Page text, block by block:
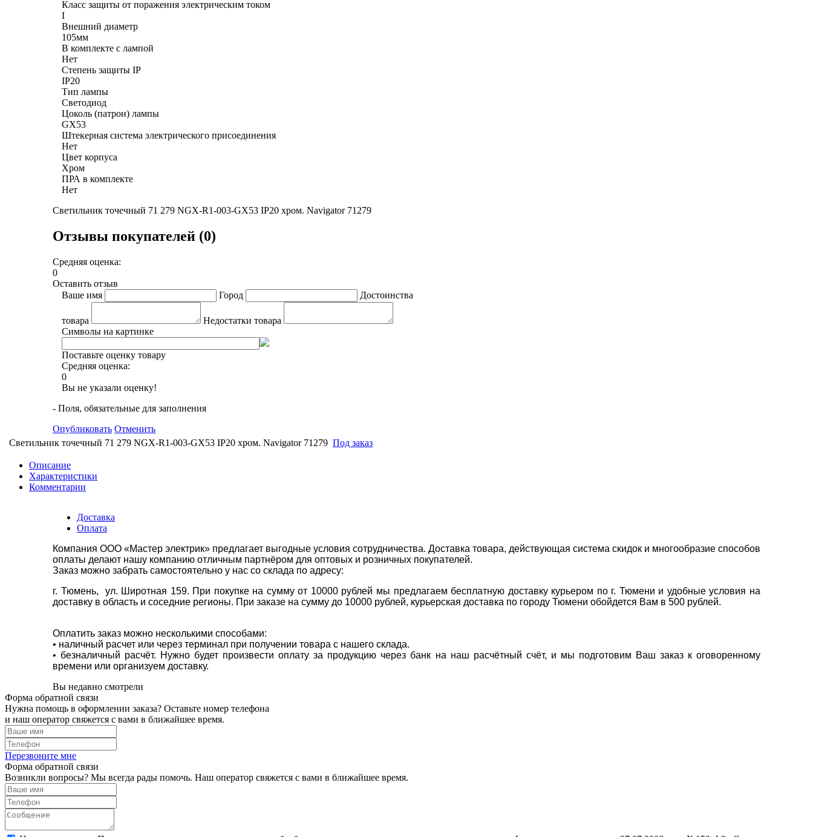
Класс защиты от поражения электрическим током
I
Внешний диаметр
105мм
В комплекте с лампой
Нет
Степень защиты IP
IP20
Тип лампы
Светодиод
Цоколь (патрон) лампы
GX53
Штекерная система электрического присоединения
Нет
Цвет корпуса
Хром
ПРА в комплекте
Нет
Светильник точечный 71 279 NGX-R1-003-GX53 IP20 хром. Navigator 71279
Отзывы покупателей (0)
Средняя оценка:
0
Оставить отзыв
Ваше имя
Город Достоинства
товара
Недостатки товара
Символы на картинке
Поставьте оценку товару
Средняя оценка:
0
Вы не указали оценку!
- Поля, обязательные для заполнения
Опубликовать Отменить
Светильник точечный 71 279 NGX-R1-003-GX53 IP20 хром. Navigator 71279 Под заказ
Описание
Характеристики
Комментарии
Доставка
Оплата
Компания ООО «Мастер электрик» предлагает выгодные условия сотрудничества. Доставка товара, действующая система скидок и многообразие способов
оплаты делают нашу компанию отличным партнёром для оптовых и розничных покупателей.
Заказ можно забрать самостоятельно у нас со склада по адресу:
г. Тюмень, ул. Широтная 159. При покупке на сумму от 10000 рублей мы предлагаем бесплатную доставку курьером по г. Тюмени и удобные условия на
доставку в область и соседние регионы. При заказе на сумму до 10000 рублей, курьерская доставка по городу Тюмени обойдется Вам в 500 рублей.
Оплатить заказ можно несколькими способами:
• наличный расчет или через терминал при получении товара с нашего склада.
• безналичный расчёт. Нужно будет произвести оплату за продукцию через банк на наш расчётный счёт, и мы подготовим Ваш заказ к оговоренному
времени или организуем доставку.
Вы недавно смотрели
Форма обратной связи
Нужна помощь в оформлении заказа? Оставьте номер телефона
и наш оператор свяжется с вами в ближайшее время.
Перезвоните мне
Форма обратной связи
Возникли вопросы? Мы всегда рады помочь. Наш оператор свяжется с вами в ближайшее время.